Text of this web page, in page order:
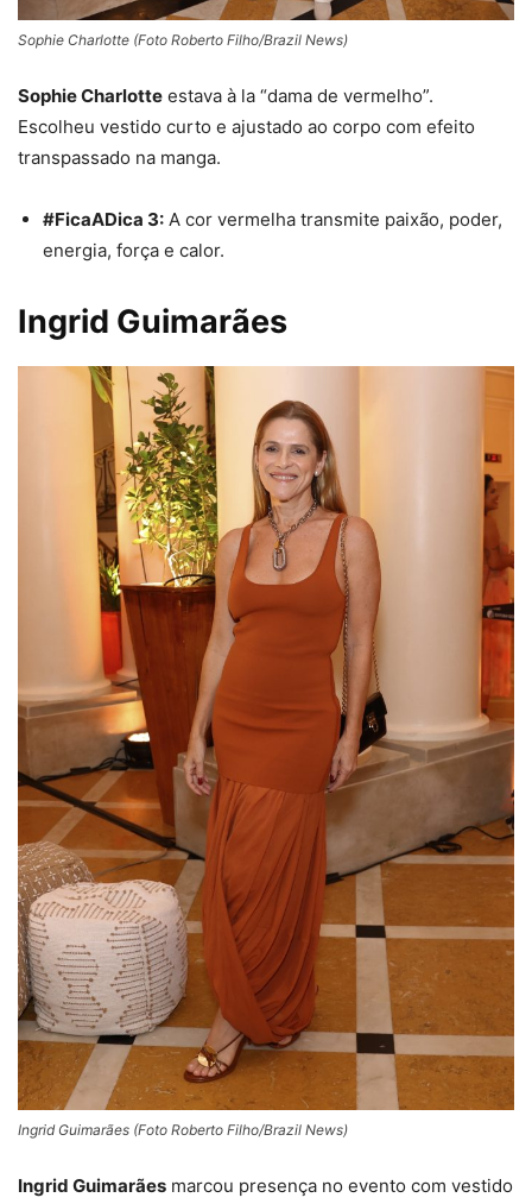
Sophie Charlotte (Foto Roberto Filho/Brazil News)
Sophie Charlotte estava à la “dama de vermelho”.
Escolheu vestido curto e ajustado ao corpo com efeito
transpassado na manga.
#FicaADica 3: A cor vermelha transmite paixão, poder,
energia, força e calor.
Ingrid Guimarães
Ingrid Guimarães (Foto Roberto Filho/Brazil News)
Ingrid Guimarães marcou presença no evento com vestido